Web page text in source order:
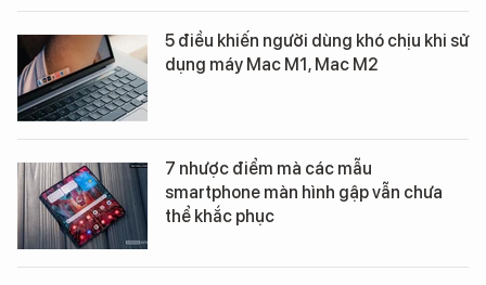
5 điều khiến người dùng khó chịu khi sử
dụng máy Mac M1, Mac M2
7 nhược điểm mà các mẫu
smartphone màn hình gập vẫn chưa
thể khắc phục